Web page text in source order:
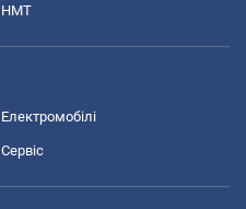
НМТ
Електромобілі
Сервіс